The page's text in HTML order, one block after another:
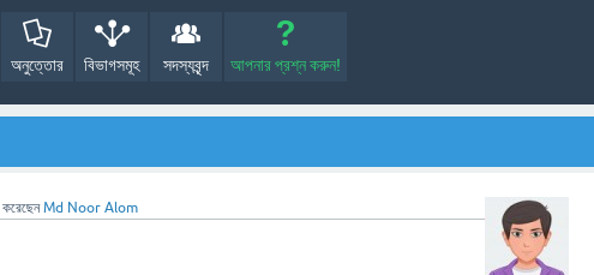
অনুত্তোর বিভাগসমূহ সদস্যবৃন্দ আপনার প্রশ্ন করুন!
করেছেনMd Noor Alom